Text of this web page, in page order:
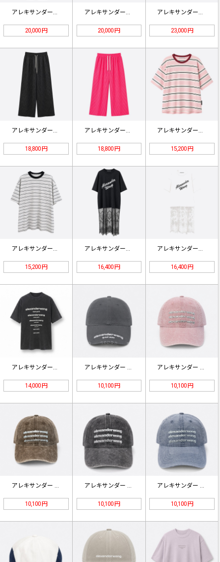
20,000 円 20,000 円 23,000 円
アレキサンダーワン チェック ワイド…
18,800 円
アレキサンダーワン ラインストーン …
18,800 円
アレキサンダーワン ラインストーン …
15,200 円
アレキサンダーワン ラインストーン …
15,200 円
アレキサンダーワン グラフィックTシ…
16,400 円
アレキサンダーワン ラインストーンロ…
16,400 円
14,000 円 10,100 円 10,100 円
アレキサンダー ワン ロゴ ベースボ…
10,100 円
アレキサンダー ワン ロゴ ベースボ…
10,100 円
アレキサンダー ワン ロゴ ベースボ…
10,100 円